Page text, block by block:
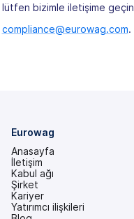
lütfen bizimle iletişime geçin
compliance@eurowag.com.
Eurowag
Anasayfa
İletişim
Kabul ağı
Şirket
Kariyer
Yatırımcı ilişkileri